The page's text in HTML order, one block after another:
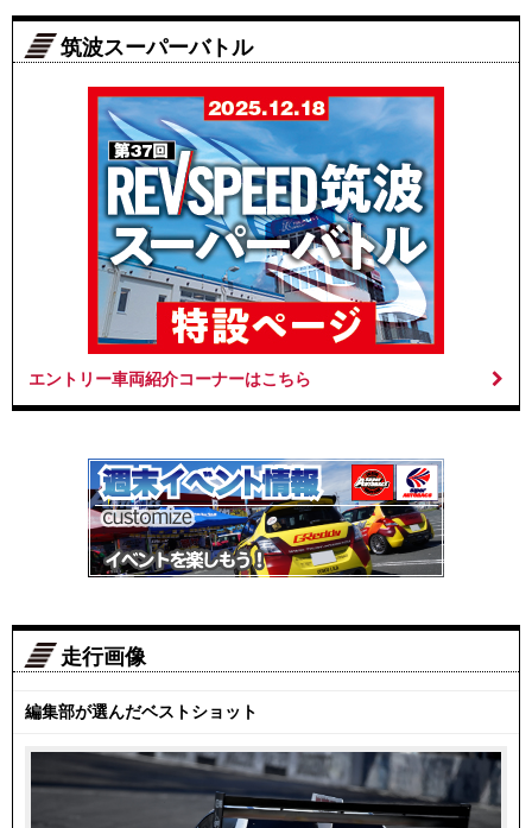
筑波スーパーバトル
エントリー車両紹介コーナーはこちら
走行画像
編集部が選んだベストショット